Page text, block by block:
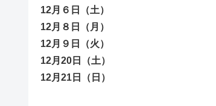
12月６日（土）
12月８日（月）
12月９日（火）
12月20日（土）
12月21日（日）